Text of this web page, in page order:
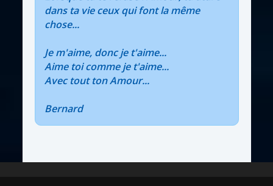
dans ta vie ceux qui font la même
chose...
Je m'aime, donc je t'aime...
Aime toi comme je t'aime...
Avec tout ton Amour...
Bernard